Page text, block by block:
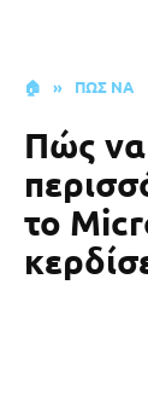
🏠 » ΠΩΣ ΝΑ
Πώς να
το